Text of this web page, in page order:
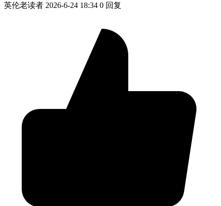
英伦老读者 2026-6-24 18:34 0 回复